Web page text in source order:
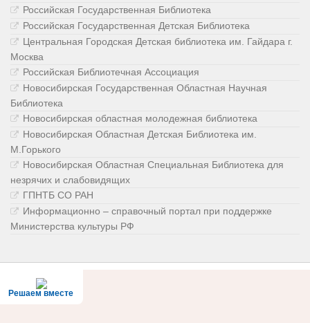
Российская Государственная Библиотека
Российская Государственная Детская Библиотека
Центральная Городская Детская библиотека им. Гайдара г.
Москва
Российская Библиотечная Ассоциация
Новосибирская Государственная Областная Научная
Библиотека
Новосибирская областная молодежная библиотека
Новосибирская Областная Детская Библиотека им.
М.Горького
Новосибирская Областная Специальная Библиотека для
незрячих и слабовидящих
ГПНТБ СО РАН
Информационно – справочный портал при поддержке
Министерства культуры РФ
Решаем вместе